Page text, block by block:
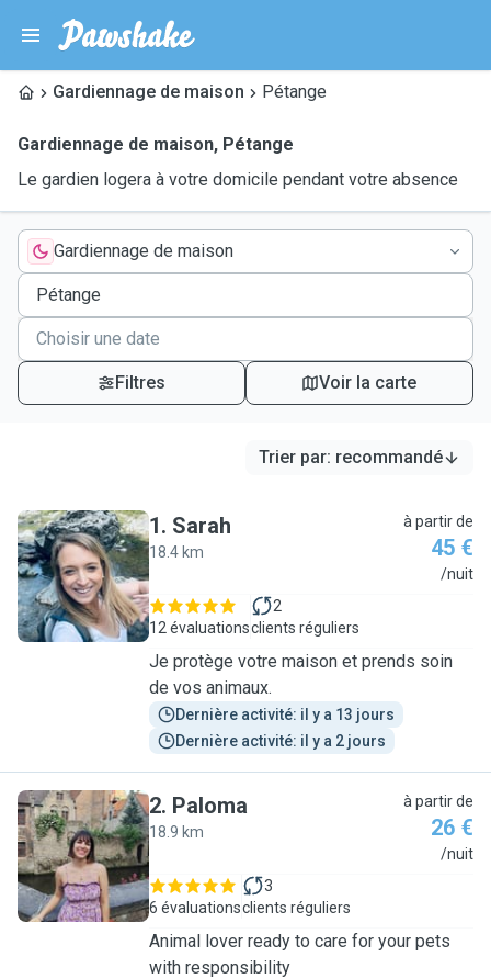
Gardiennage de maison Pétange
Gardiennage de maison, Pétange
Le gardien logera à votre domicile pendant votre absence
Gardiennage de maison
Filtres Voir la carte
Trier par: recommandé
S
1. Sarah
18.4 km
à partir de
45 €
/nuit
12 évaluations
2
clients réguliers
Je protège votre maison et prends soin
de vos animaux.
Dernière activité: il y a 13 jours
Dernière activité: il y a 2 jours
P
2. Paloma
18.9 km
à partir de
26 €
/nuit
6 évaluations
3
clients réguliers
Animal lover ready to care for your pets
with responsibility